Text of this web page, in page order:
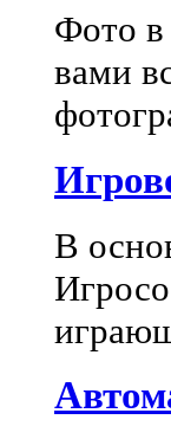
Фото в
вами
В